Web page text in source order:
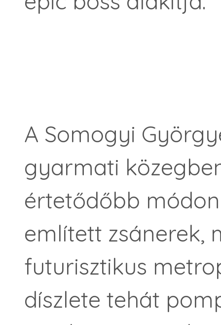
A Somogyi
gyarmati
értetődőbb
említett zsánerek,
futurisztikus
díszlete tehát